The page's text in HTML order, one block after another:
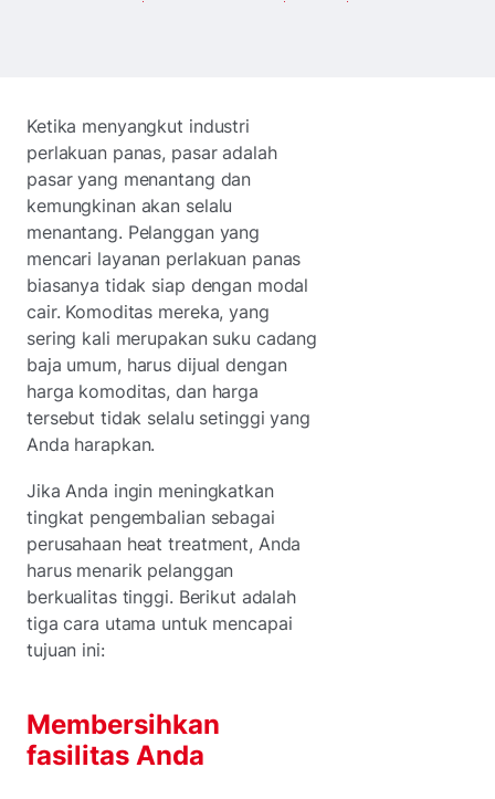
Ketika menyangkut industri
perlakuan panas, pasar adalah
pasar yang menantang dan
kemungkinan akan selalu
menantang. Pelanggan yang
mencari layanan perlakuan panas
biasanya tidak siap dengan modal
cair. Komoditas mereka, yang
sering kali merupakan suku cadang
baja umum, harus dijual dengan
harga komoditas, dan harga
tersebut tidak selalu setinggi yang
Anda harapkan.
Jika Anda ingin meningkatkan
tingkat pengembalian sebagai
perusahaan heat treatment, Anda
harus menarik pelanggan
berkualitas tinggi. Berikut adalah
tiga cara utama untuk mencapai
tujuan ini:
Membersihkan
fasilitas Anda